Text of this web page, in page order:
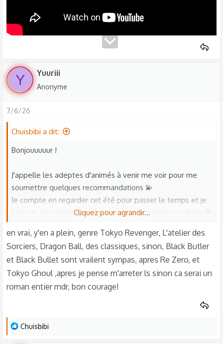
Y Yuuriii
Anonyme
7/6/26
Chuisbibi a dit:
Bonjouuuuur !
J'appelle les adeptes d'animés à venir me voir pour me
soumettre quelques recommandations 💫
Je compte en regarder cet été pour passer le temps et je
sais pas quoi regarder vu que je ne m'y connais pas donc 😂
Maintenant, faites sauter les titres 🫶🏾✨
Have a good evening
Chuisbibiiii
Cliquez pour agrandir...
en vrai, y'en a plein, genre Tokyo Revenger, L'atelier des
Sorciers, Dragon Ball, des classiques, sinon, Black Butler
et Black Bullet sont vrailent sympas, apres Re Zero, et
Tokyo Ghoul ,apres je pense m'arreter ls sinon ca serai un
roman entier mdr, bon courage!
L
Chuisbibi